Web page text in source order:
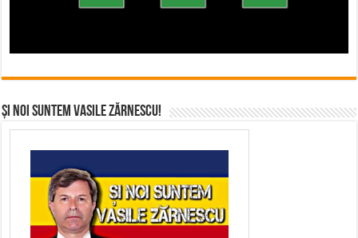
Și noi suntem Vasile Zărnescu!